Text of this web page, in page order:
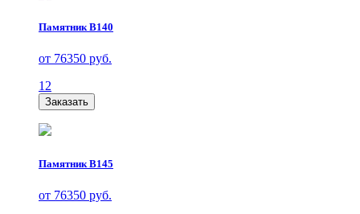
Памятник В140
от 76350 руб.
12
Заказать
Памятник В145
от 76350 руб.